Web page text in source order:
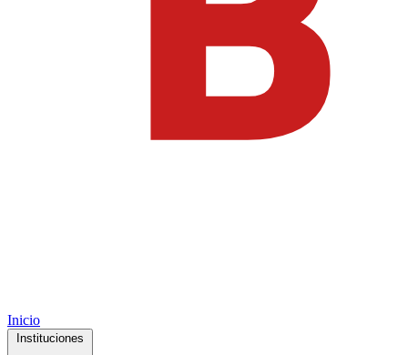
Inicio
Instituciones